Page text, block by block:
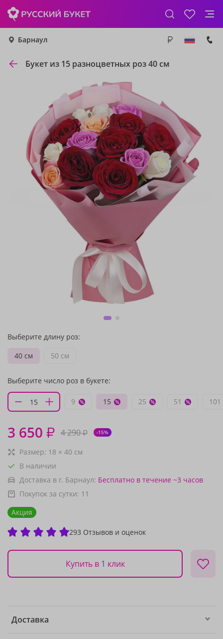
Барнаул
Букет из 15 разноцветных роз 40 см
Выберите длину роз:
40 см
50 см
Выберите число роз в букете:
9 15 25 51 101
3 650 ₽ 4 290₽ -15%
Размер: 18 × 40 см
В наличии
Доставка в г. Барнаул: Бесплатно в течение ~3 часов
Покупок за сутки: 11
Акция
293 Отзывов и оценок
Купить в 1 клик
Доставка